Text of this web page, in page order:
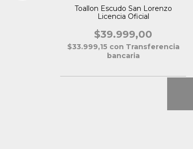
Toallon Escudo San Lorenzo
Licencia Oficial
$39.999,00
$33.999,15 con Transferencia
bancaria